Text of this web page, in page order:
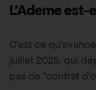
L’Ademe est-
C’est ce
juillet 2025, qui
pas de “contrat